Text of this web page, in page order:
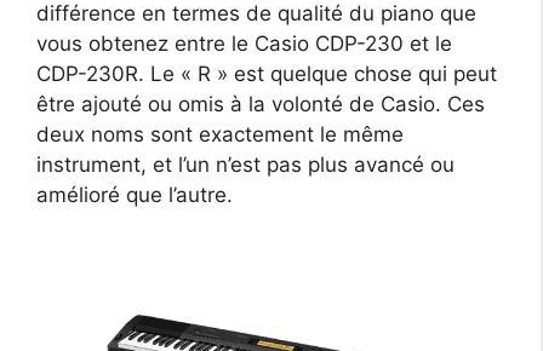
différence en termes de qualité du piano que
vous obtenez entre le Casio CDP-230 et le
CDP-230R. Le « R » est quelque chose qui peut
être ajouté ou omis à la volonté de Casio. Ces
deux noms sont exactement le même
instrument, et l’un n’est pas plus avancé ou
amélioré que l’autre.